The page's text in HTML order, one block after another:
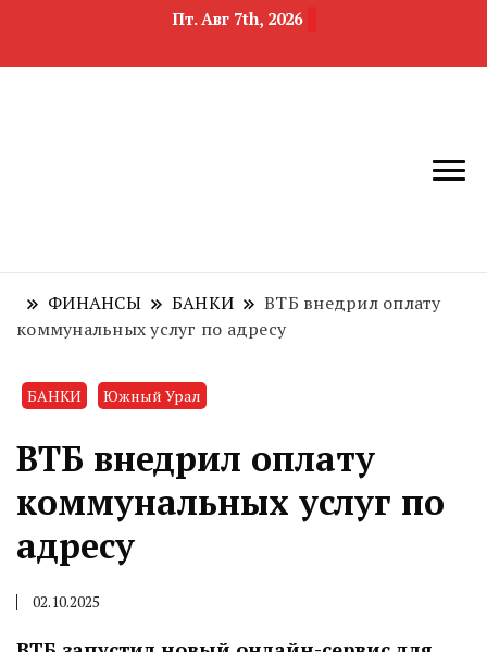
Пт. Авг 7th, 2026
область
недвижимости
ФИНАНСЫ БАНКИ
ВТБ внедрил оплату
коммунальных услуг по адресу
БАНКИ Южный Урал
ВТБ внедрил оплату
коммунальных услуг по
адресу
02.10.2025